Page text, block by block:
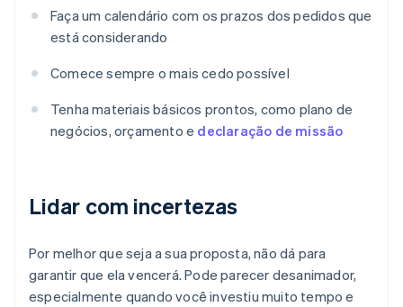
Faça um calendário com os prazos dos pedidos que
está considerando
Comece sempre o mais cedo possível
Tenha materiais básicos prontos, como plano de
negócios, orçamento e declaração de missão
Lidar com incertezas
Por melhor que seja a sua proposta, não dá para
garantir que ela vencerá. Pode parecer desanimador,
especialmente quando você investiu muito tempo e